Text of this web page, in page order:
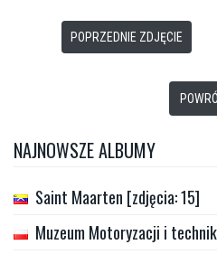
POPRZEDNIE ZDJĘCIE
NAJNOWSZE ALBUMY
Saint Maarten [zdjęcia: 15]
Muzeum Motoryzacji i